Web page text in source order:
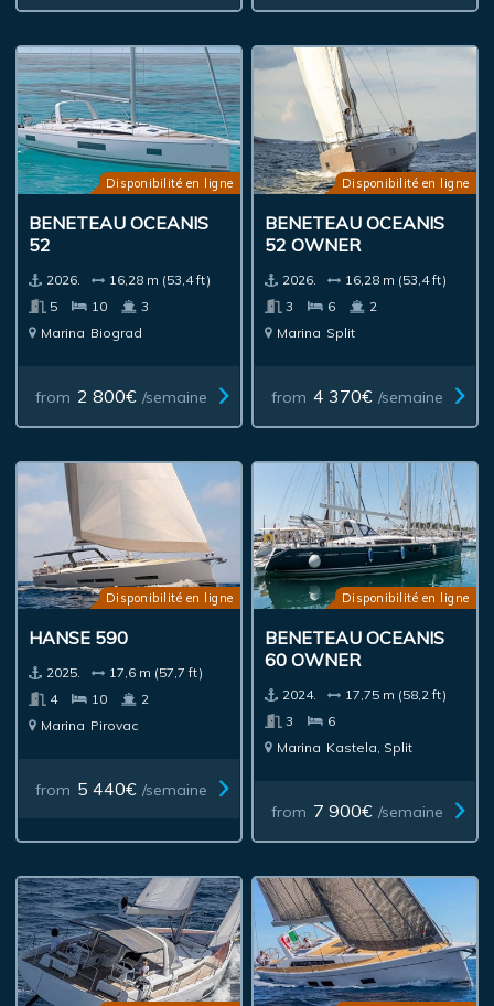
Disponibilité en ligne
BENETEAU OCEANIS
52
2026.
16,28 m (53,4 ft)
5
10
3
Marina Biograd
from 2 800€ /semaine
Disponibilité en ligne
BENETEAU OCEANIS
52 OWNER
2026.
16,28 m (53,4 ft)
3
6
2
Marina Split
from 4 370€ /semaine
Disponibilité en ligne
HANSE 590
2025.
17,6 m (57,7 ft)
4
10
2
Marina Pirovac
from 5 440€ /semaine
Disponibilité en ligne
BENETEAU OCEANIS
60 OWNER
2024.
17,75 m (58,2 ft)
3
6
Marina Kastela, Split
from 7 900€ /semaine